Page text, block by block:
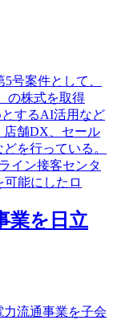
号案件として、
の株式を取得
とするAI活用など
店舗DX、セール
を行っている。
イン接客センタ
能にしたロ
業を日立
流通事業を子会